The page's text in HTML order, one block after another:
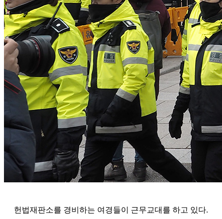
헌법재판소를 경비하는 여경들이 근무교대를 하고 있다.